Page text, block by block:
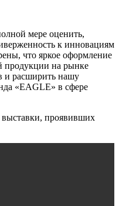
мере оценить,
к инновациям
что яркое оформление
продукции на рынке
и расширить нашу
«EAGLE» в сфере
проявивших